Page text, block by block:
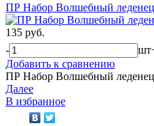
ПР Набор Волшебный леденец
135 руб.
-
шт
Добавить к сравнению
ПР Набор Волшебный леденец
Далее
В избранное